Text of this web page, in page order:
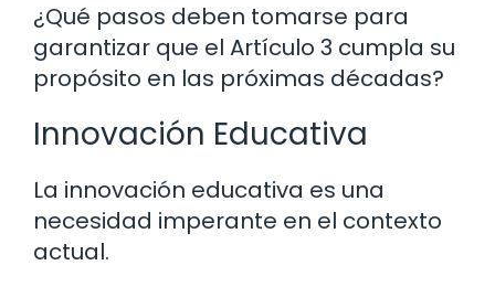
¿Qué pasos deben tomarse para
garantizar que el Artículo 3 cumpla su
propósito en las próximas décadas?
Innovación Educativa
La innovación educativa es una
necesidad imperante en el contexto
actual.